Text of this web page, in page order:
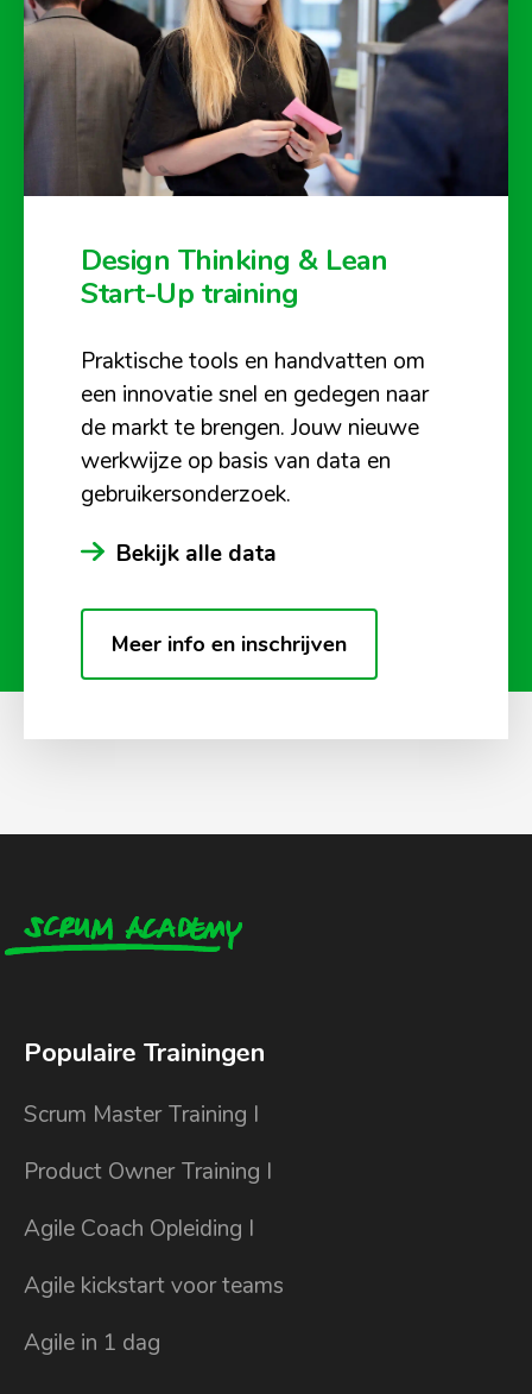
Design Thinking & Lean
Start-Up training
Praktische tools en handvatten om
een innovatie snel en gedegen naar
de markt te brengen. Jouw nieuwe
werkwijze op basis van data en
gebruikersonderzoek.
Bekijk alle data
Meer info en inschrijven
Populaire Trainingen
Scrum Master Training I
Product Owner Training I
Agile Coach Opleiding I
Agile kickstart voor teams
Agile in 1 dag